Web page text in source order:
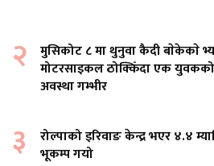
२
मुसिकोट ८ मा थुनुवा कैदी बाेकेकाे
मोटरसाइकल ठोक्किँदा एक
अवस्था गम्भीर
३
रोल्पाको इरिवाङ केन्द्र भएर ४.४
भूकम्प गयो